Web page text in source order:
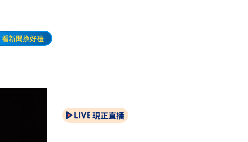
看新聞換好禮
現正直播